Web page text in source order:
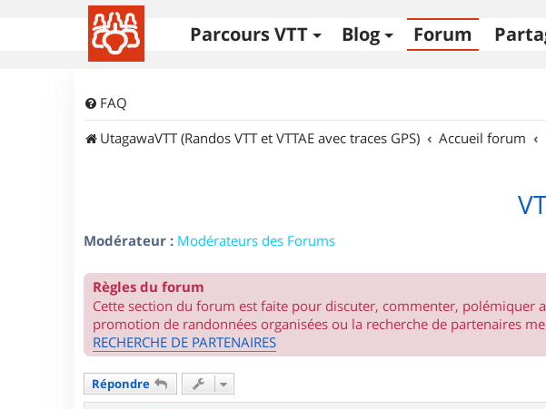
Parcours VTT Blog Forum
FAQ
UtagawaVTT (Randos VTT et VTTAE avec traces GPS)
Accueil forum
Modérateur : Modérateurs des Forums
Règles du forum
Cette section du forum est faite pour discuter, commenter, polémiquer
promotion de randonnées organisées ou la recherche de partenaires
RECHERCHE DE PARTENAIRES
Répondre